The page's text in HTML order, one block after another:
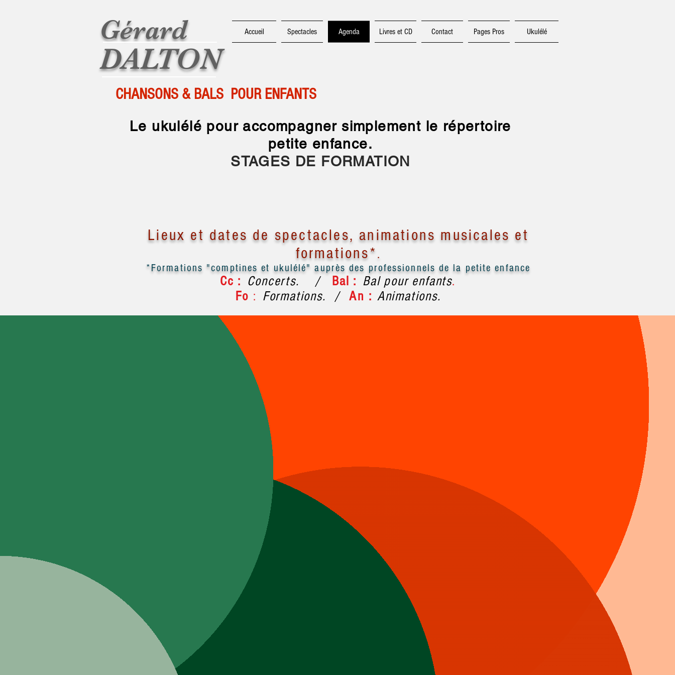
Gérard
DALTON
Accueil Spectacles Agenda Livres et CD Contact Pages Pros Ukulélé
CHANSONS & BALS POUR ENFANTS
Le ukulélé pour accompagner simplement le répertoire
petite enfance.
STAGES DE FORMATION
Lieux et dates de spectacles, animations musicales et
formations* .
*Formations "comptines et ukulélé" auprès des professionnels de la petite enfance
Cc : Concerts. / Bal : Bal pour enfants.
Fo : Formations. /An : Animations.